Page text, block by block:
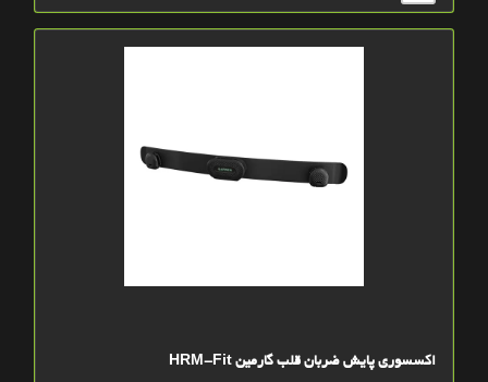
اکسسوری پایش ضربان قلب گارمین HRM-Fit